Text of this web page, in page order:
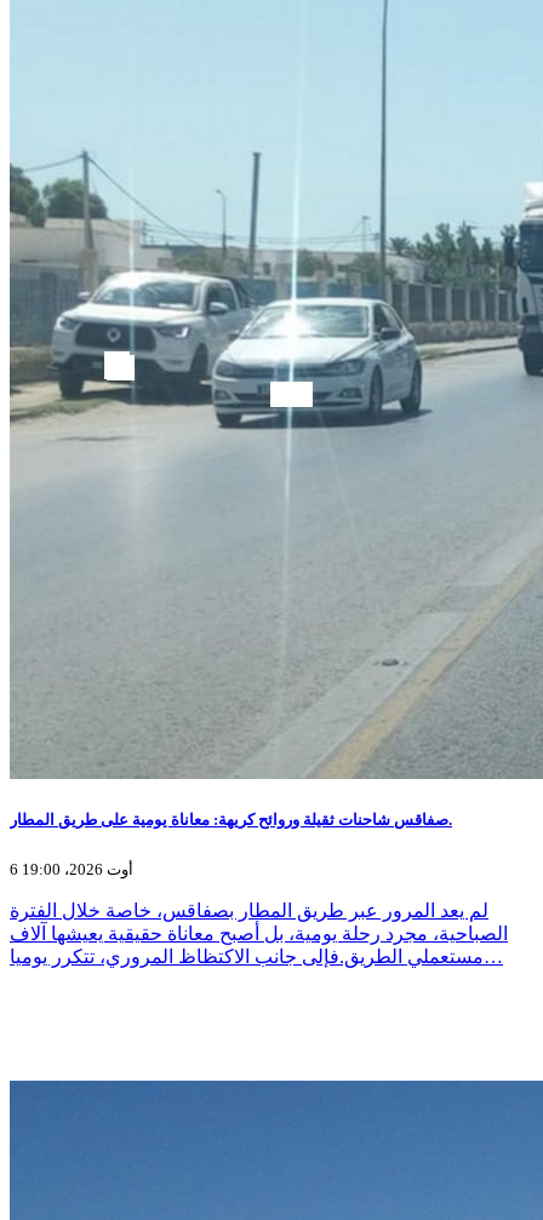
صفاقس شاحنات ثقيلة وروائح كريهة: معاناة يومية على طريق المطار.
6 أوت 2026، 19:00
لم يعد المرور عبر طريق المطار بصفاقس، خاصة خلال الفترة
الصباحية، مجرد رحلة يومية، بل أصبح معاناة حقيقية يعيشها آلاف
مستعملي الطريق.فإلى جانب الاكتظاظ المروري، تتكرر يوميا…